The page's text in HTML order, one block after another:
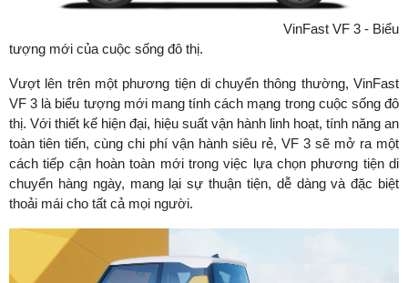
VinFast VF 3 - Biểu
tượng mới của cuộc sống đô thị.
Vượt lên trên một phương tiện di chuyển thông thường, VinFast
VF 3 là biểu tượng mới mang tính cách mạng trong cuộc sống đô
thị. Với thiết kế hiện đại, hiệu suất vận hành linh hoạt, tính năng an
toàn tiên tiến, cùng chi phí vận hành siêu rẻ, VF 3 sẽ mở ra một
cách tiếp cận hoàn toàn mới trong việc lựa chọn phương tiện di
chuyển hàng ngày, mang lại sự thuận tiện, dễ dàng và đặc biệt
thoải mái cho tất cả mọi người.